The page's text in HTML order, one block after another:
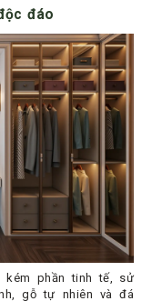
đáo
kém phần tinh tế, sử
gỗ tự nhiên và đá